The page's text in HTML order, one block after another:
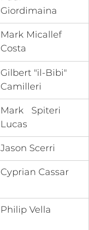
Giordimaina
Mark Micallef
Costa
Gilbert "il-Bibi"
Camilleri
​Mark   Spiteri
Lucas
Jason Scerri
​Cyprian Cassar
Philip Vella